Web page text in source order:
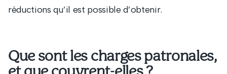
réductions qu’il est possible d’obtenir.
Que sont les charges patronales,